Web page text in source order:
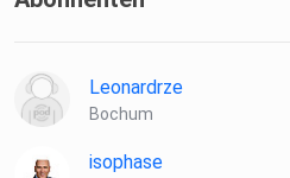
Leonardrze
Bochum
isophase